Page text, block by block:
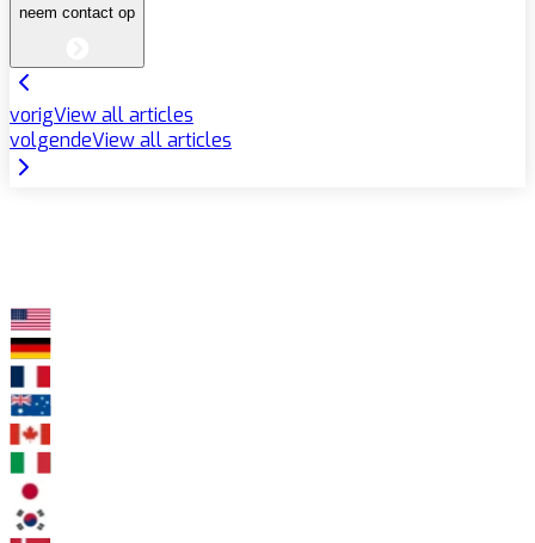
neem contact op
vorigView all articles
volgendeView all articles